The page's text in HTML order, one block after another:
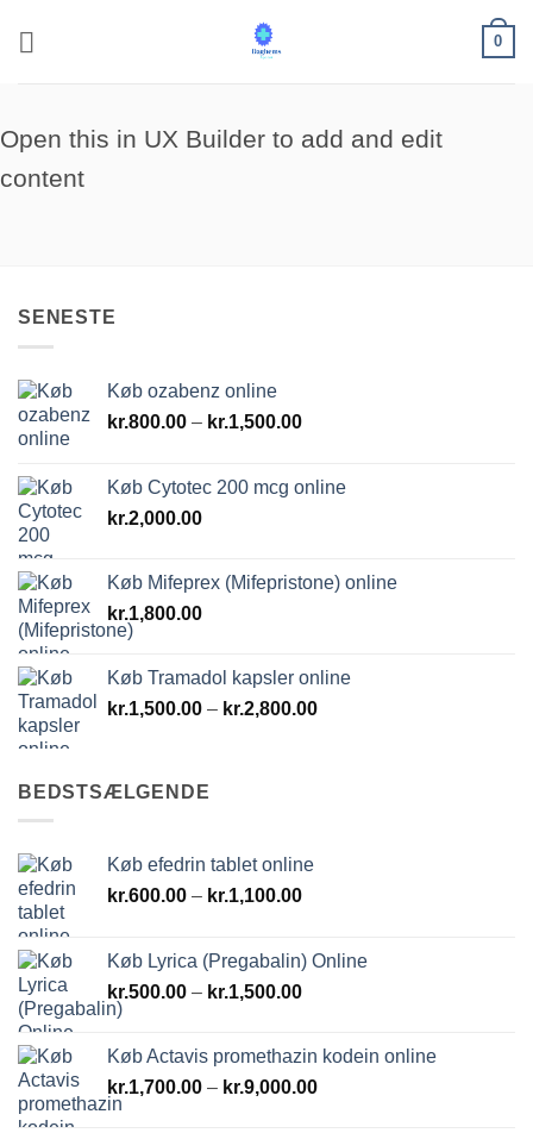
0
Open this in UX Builder to add and edit
content
SENESTE
Køb ozabenz online
kr.800.00 – kr.1,500.00Prisinterval:
kr.1,500.00
Køb Cytotec 200 mcg online
kr.2,000.00
Køb Mifeprex (Mifepristone) online
kr.1,800.00
Køb Tramadol kapsler online
kr.1,500.00 – kr.2,800.00Prisinterval:
BEDSTSÆLGENDE
Køb efedrin tablet online
kr.600.00 – kr.1,100.00Prisinterval:
kr.1,100.00
Køb Lyrica (Pregabalin) Online
kr.500.00 – kr.1,500.00Prisinterval:
kr.1,500.00
Køb Actavis promethazin kodein online
kr.1,700.00 – kr.9,000.00Prisinterval: